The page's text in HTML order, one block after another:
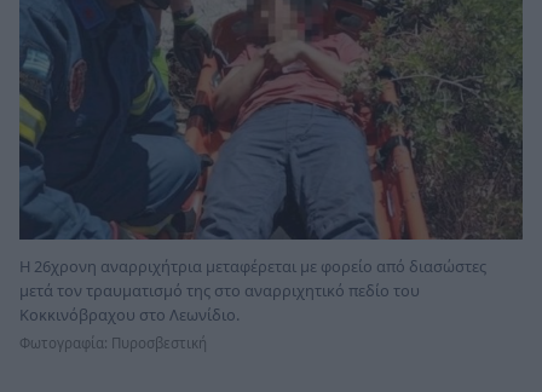
Η 26χρονη αναρριχήτρια μεταφέρεται με φορείο από διασώστες
μετά τον τραυματισμό της στο αναρριχητικό πεδίο του
Κοκκινόβραχου στο Λεωνίδιο.
Φωτογραφία: Πυροσβεστική